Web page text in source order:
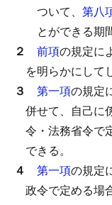
ついて、 第八
とができる期
２ 前項の規定に
を明らかにして
３ 第一項の規定
併せて、自己に
令・法務省令で
できる。
４ 第一項の規定
政令で定める場